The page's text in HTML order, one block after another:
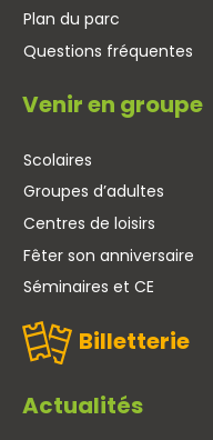
Plan du parc
Questions fréquentes
Venir en groupe
Scolaires
Groupes d’adultes
Centres de loisirs
Fêter son anniversaire
Séminaires et CE
Billetterie
Actualités